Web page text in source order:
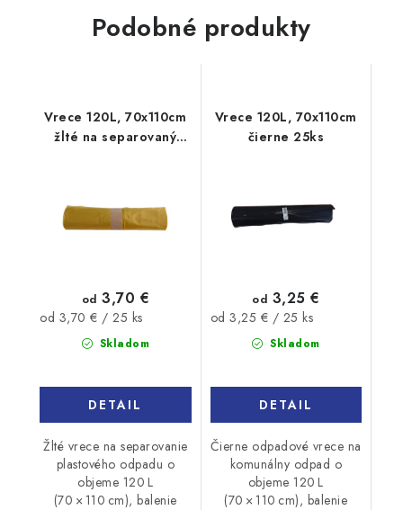
Podobné produkty
Vrece 120L, 70x110cm
žlté na separovaný
Skladom
od 3,70 €
Jednotková
od 3,70 € / 25 ks
DETAIL
Žlté vrece na separovanie
plastového odpadu o
objeme 120 L
(70 × 110 cm), balenie
Vrece 120L, 70x110cm
čierne 25ks
Skladom
od 3,25 €
Jednotková
od 3,25 € / 25 ks
DETAIL
Čierne odpadové vrece na
komunálny odpad o
objeme 120 L
(70 × 110 cm), balenie